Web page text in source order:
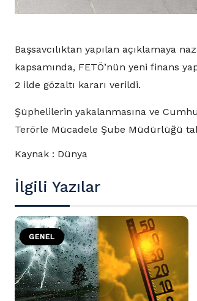
Başsavcılıktan yapılan açıklamaya
kapsamında, FETÖ’nün yeni finans
2 ilde gözaltı kararı verildi.
Şüphelilerin yakalanmasına ve
Terörle Mücadele Şube Müdürlüğü
Kaynak : Dünya
İlgili Yazılar
GENEL